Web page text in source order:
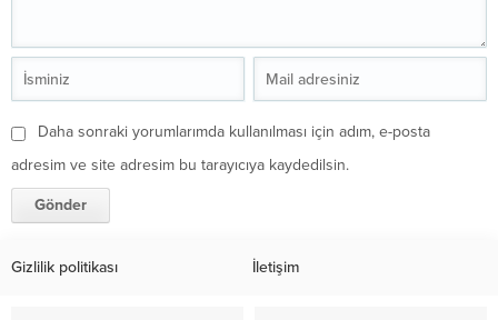
Daha sonraki yorumlarımda kullanılması için adım, e-posta
adresim ve site adresim bu tarayıcıya kaydedilsin.
Gizlilik politikası İletişim